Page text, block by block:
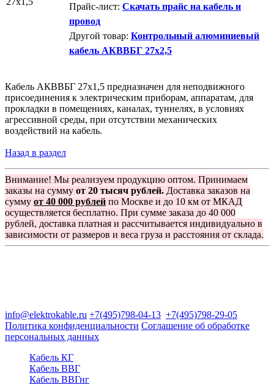
Прайс-лист: Скачать прайс на кабель и
провод
Другой товар: Контрольный алюминиевый
кабель АКВВБГ 27х2,5
Кабель АКВВБГ 27х1,5 предназначен для неподвижного
присоединения к электрическим приборам, аппаратам, для
прокладки в помещениях, каналах, туннелях, в условиях
агрессивной среды, при отсутствии механических
воздействий на кабель.
Назад в раздел
Внимание! Мы реализуем продукцию оптом. Принимаем
заказы на сумму от 20 тысяч рублей. Доставка заказов на
сумму от 40 000 рублей по Москве и до 10 км от МКАД
осуществляется бесплатно. При сумме заказа до 40 000
рублей, доставка платная и рассчитывается индивидуально в
зависимости от размеров и веса груза и расстояния от склада.
info@elektrokable.ru +7(495)798-04-13 +7(495)798-29-05
Политика конфиденциальности Соглашение об обработке
персональных данных
Кабель КГ
Кабель ВВГ
Кабель ВВГнг